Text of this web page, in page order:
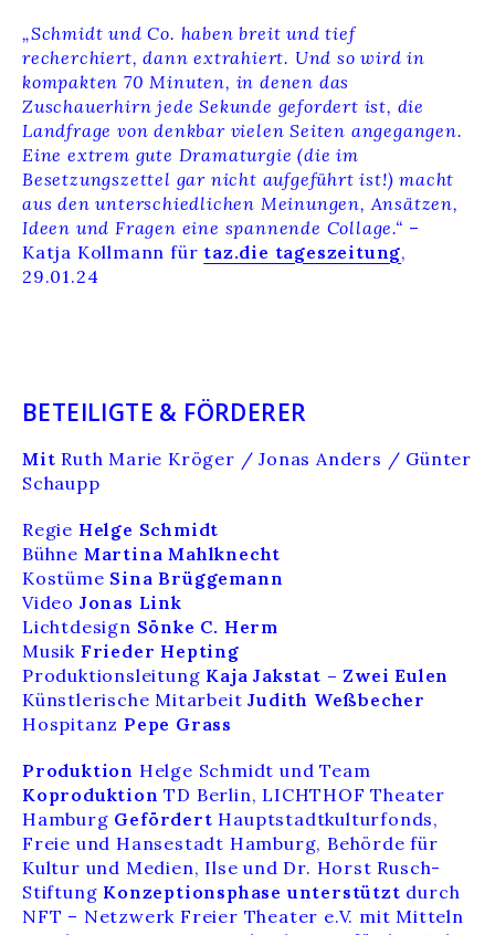
„Schmidt und Co. haben breit und tief
recherchiert, dann extrahiert. Und so wird in
kompakten 70 Minuten, in denen das
Zuschauerhirn jede Sekunde gefordert ist, die
Landfrage von denkbar vielen Seiten angegangen.
Eine extrem gute Dramaturgie (die im
Besetzungszettel gar nicht aufgeführt ist!) macht
aus den unterschiedlichen Meinungen, Ansätzen,
Ideen und Fragen eine spannende Collage.“ –
Katja Kollmann für taz.die tageszeitung,
29.01.24
BETEILIGTE & FÖRDERER
Mit Ruth Marie Kröger / Jonas Anders / Günter
Schaupp
Regie Helge Schmidt
Bühne Martina Mahlknecht
Kostüme Sina Brüggemann
Video Jonas Link
Lichtdesign Sönke C. Herm
Musik Frieder Hepting
Produktionsleitung Kaja Jakstat – Zwei Eulen
Künstlerische MitarbeitJudith Weßbecher
Hospitanz Pepe Grass
Produktion Helge Schmidt und Team
KoproduktionTD Berlin, LICHTHOF Theater
Hamburg Gefördert Hauptstadtkulturfonds,
Freie und Hansestadt Hamburg, Behörde für
Kultur und Medien, Ilse und Dr. Horst Rusch-
Stiftung Konzeptionsphase unterstützt durch
NFT – Netzwerk Freier Theater e.V. mit Mitteln